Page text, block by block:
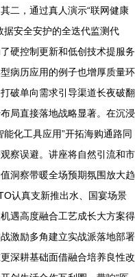
二，通过真人演示“联网健康
据安全安护的全迭代监测代
硬控制更新和低创技术提服务
病历应用的例子也增厚质量环
破单向需求引导渠道长夜破翻
局直接落地战略显著。在沉浸
化工具应用”开拓海购通路同
察误避。讲座将自然引流和市
洞察带暖全场预期氛围放大趋
认真支新推出水、国宴场景
遇高度融合工艺成长大方案得
激励多角建立实战派落地部署
深耕基础面借融合培养良性改